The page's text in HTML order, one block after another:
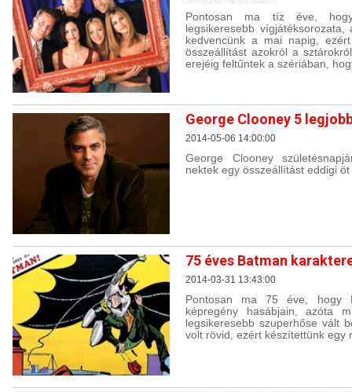
Pontosan ma tíz éve,
legsikeresebb
kedvencünk a mai napig,
összeállítást azokról a
erejéig feltűntek a szériában,
George Clooney 5
2014-05-06 14:00:00
George Clooney
nektek egy összeállítást eddigi
75 éves Batman
2014-03-31 13:43:00
Pontosan ma 75 éve, hogy
képregény hasábjain, azóta
legsikeresebb szuperhőse vált
volt rövid, ezért készítettünk egy